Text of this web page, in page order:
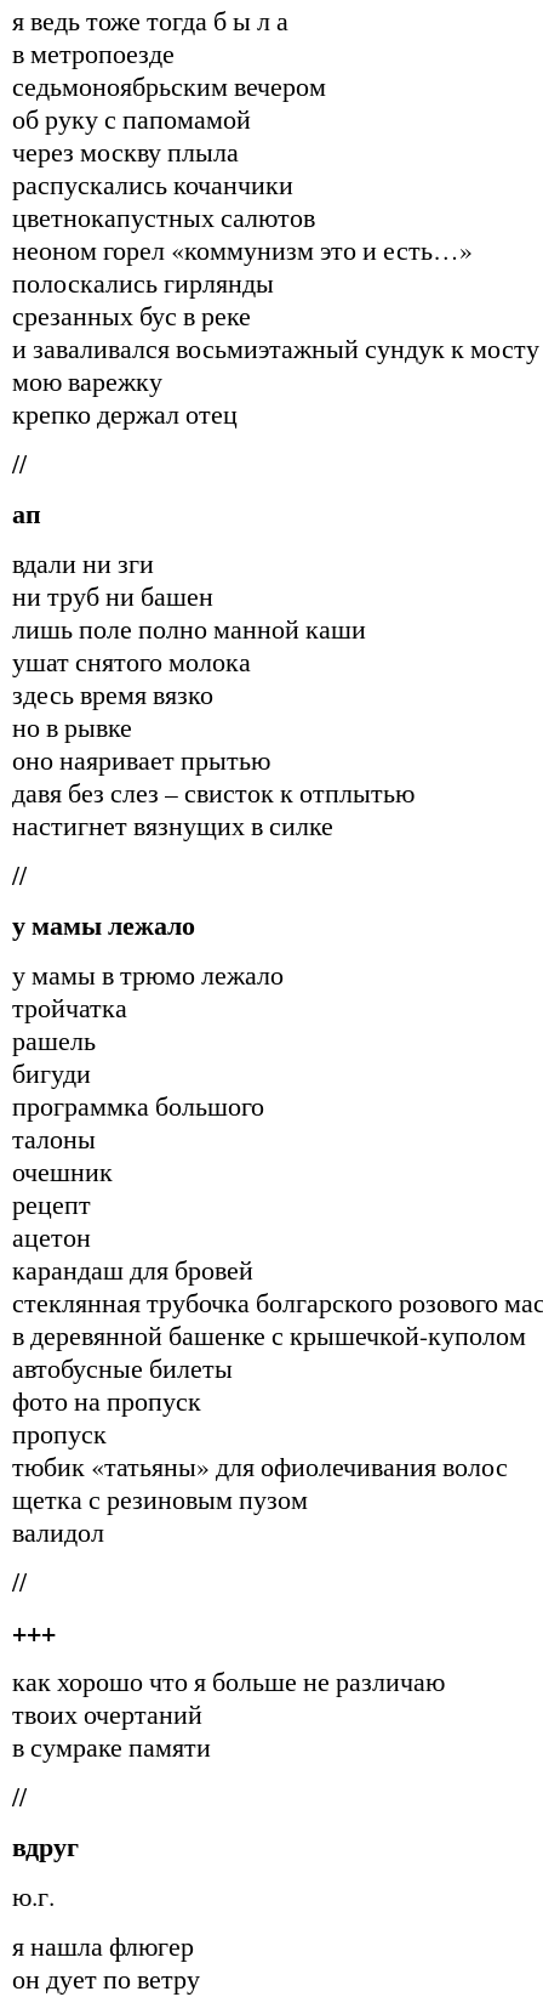
я ведь тоже тогда б ы л а
в метропоезде
седьмоноябрьским вечером
об руку с папомамой
через москву плыла
распускались кочанчики
цветнокапустных салютов
неоном горел «коммунизм это и есть…»
полоскались гирлянды
срезанных бус в реке
и заваливался восьмиэтажный сундук к мосту
мою варежку
крепко держал отец
//
ап
вдали ни зги
ни труб ни башен
лишь поле полно манной каши
ушат снятого молока
здесь время вязко
но в рывке
оно наяривает прытью
давя без слез – свисток к отплытью
настигнет вязнущих в силке
//
у мамы лежало
у мамы в трюмо лежало
тройчатка
рашель
бигуди
программка большого
талоны
очешник
рецепт
ацетон
карандаш для бровей
стеклянная трубочка болгарского розового
в деревянной башенке с крышечкой-куполом
автобусные билеты
фото на пропуск
пропуск
тюбик «татьяны» для офиолечивания волос
щетка с резиновым пузом
валидол
//
+++
как хорошо что я больше не различаю
твоих очертаний
в сумраке памяти
//
вдруг
ю.г.
я нашла флюгер
он дует по ветру